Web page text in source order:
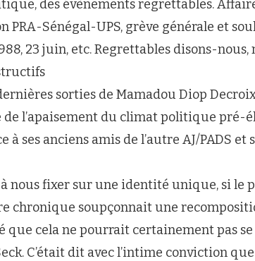
des évènements regrettables.
PRA-Sénégal-UPS, grève générale et
23 juin, etc. Regrettables disons-nous,
sorties de Mamadou Diop
l’apaisement du climat politique pré-
à ses anciens amis de l’autre AJ/PADS et
nous fixer sur une identité unique, si le
chronique soupçonnait une
que cela ne pourrait certainement pas
C’était dit avec l’intime conviction